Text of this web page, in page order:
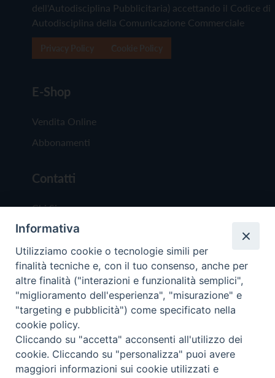
dell'Autodisciplina Pubblicitaria) accettando il Codice di
Autodisciplina della Comunicazione Commerciale
E-Shop
Vendita Online
Abbonamenti
Contatti
Chi Siamo
Redazione
Scrivici
Copyright © 2019 - Tutti i diritti riservati - Vita
Trentina Editrice
Privacy Policy
Informativa
Utilizziamo cookie o tecnologie simili per
finalità tecniche e, con il tuo consenso, anche per
altre finalità ("interazioni e funzionalità semplici",
"miglioramento dell'esperienza", "misurazione" e
"targeting e pubblicità") come specificato nella
cookie policy.
Cliccando su "accetta" acconsenti all'utilizzo dei
cookie. Cliccando su "personalizza" puoi avere
maggiori informazioni sui cookie utilizzati e